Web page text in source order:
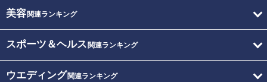
美容関連ランキング
スポーツ＆ヘルス 関連ランキング
ウエディング関連ランキング